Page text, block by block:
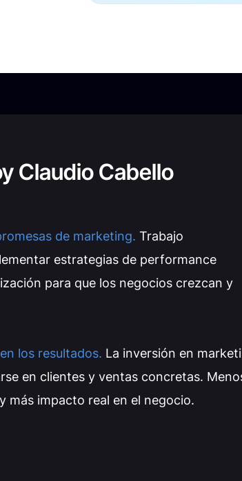
Claudio Cabello
de marketing. Trabajo
estrategias de performance
para que los negocios crezcan y
los resultados. La inversión en
en clientes y ventas concretas.
más impacto real en el negocio.